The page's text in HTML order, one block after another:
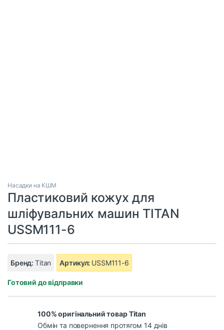
Насадки на КШМ
Пластиковий кожух для
шліфувальних машин TITAN
USSM111-6
Бренд:Titan Артикул: USSM111-6
Готовий до відправки
100% оригінальний товар Titan
Обмін та повернення протягом 14 днів